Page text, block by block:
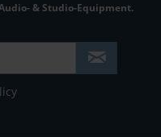
& Studio-Equipment.